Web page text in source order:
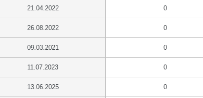
21.04.2022 0
26.08.2022 0
09.03.2021 0
11.07.2023 0
13.06.2025 0